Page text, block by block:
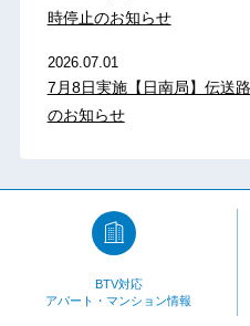
時停止のお知らせ
2026.07.01
7月8日実施【日南局】伝送
のお知らせ
BTV対応
アパート・マンション情報